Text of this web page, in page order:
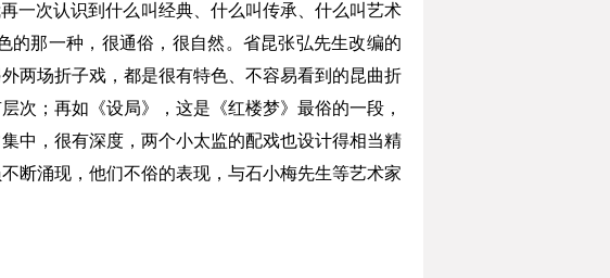
次认识到什么叫经典、什么叫传承、什么叫艺术
的那一种，很通俗，很自然。省昆张弘先生改编的
两场折子戏，都是很有特色、不容易看到的昆曲折
次；再如《设局》，这是《红楼梦》最俗的一段，
中，很有深度，两个小太监的配戏也设计得相当精
断涌现，他们不俗的表现，与石小梅先生等艺术家